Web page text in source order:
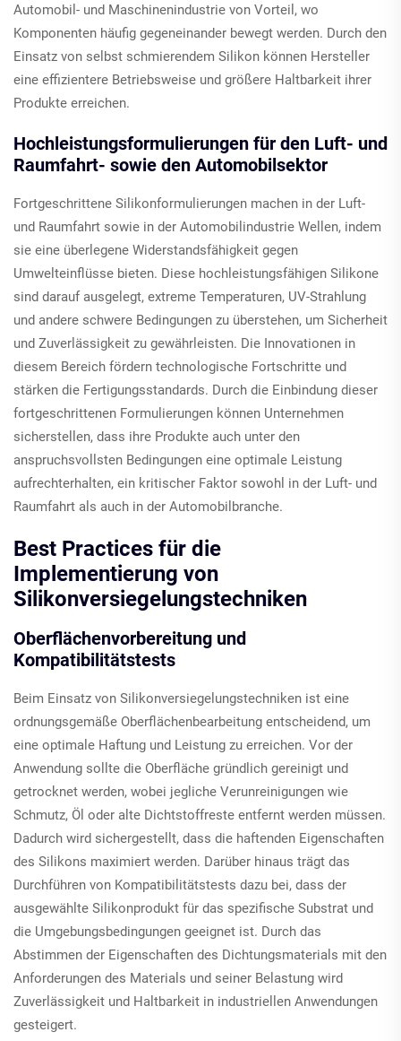
Automobil- und Maschinenindustrie von Vorteil, wo
Komponenten häufig gegeneinander bewegt werden. Durch den
Einsatz von selbst schmierendem Silikon können Hersteller
eine effizientere Betriebsweise und größere Haltbarkeit ihrer
Produkte erreichen.
Hochleistungsformulierungen für den Luft- und
Raumfahrt- sowie den Automobilsektor
Fortgeschrittene Silikonformulierungen machen in der Luft-
und Raumfahrt sowie in der Automobilindustrie Wellen, indem
sie eine überlegene Widerstandsfähigkeit gegen
Umwelteinflüsse bieten. Diese hochleistungsfähigen Silikone
sind darauf ausgelegt, extreme Temperaturen, UV-Strahlung
und andere schwere Bedingungen zu überstehen, um Sicherheit
und Zuverlässigkeit zu gewährleisten. Die Innovationen in
diesem Bereich fördern technologische Fortschritte und
stärken die Fertigungsstandards. Durch die Einbindung dieser
fortgeschrittenen Formulierungen können Unternehmen
sicherstellen, dass ihre Produkte auch unter den
anspruchsvollsten Bedingungen eine optimale Leistung
aufrechterhalten, ein kritischer Faktor sowohl in der Luft- und
Raumfahrt als auch in der Automobilbranche.
Best Practices für die
Implementierung von
Silikonversiegelungstechniken
Oberflächenvorbereitung und
Kompatibilitätstests
Beim Einsatz von Silikonversiegelungstechniken ist eine
ordnungsgemäße Oberflächenbearbeitung entscheidend, um
eine optimale Haftung und Leistung zu erreichen. Vor der
Anwendung sollte die Oberfläche gründlich gereinigt und
getrocknet werden, wobei jegliche Verunreinigungen wie
Schmutz, Öl oder alte Dichtstoffreste entfernt werden müssen.
Dadurch wird sichergestellt, dass die haftenden Eigenschaften
des Silikons maximiert werden. Darüber hinaus trägt das
Durchführen von Kompatibilitätstests dazu bei, dass der
ausgewählte Silikonprodukt für das spezifische Substrat und
die Umgebungsbedingungen geeignet ist. Durch das
Abstimmen der Eigenschaften des Dichtungsmaterials mit den
Anforderungen des Materials und seiner Belastung wird
Zuverlässigkeit und Haltbarkeit in industriellen Anwendungen
gesteigert.